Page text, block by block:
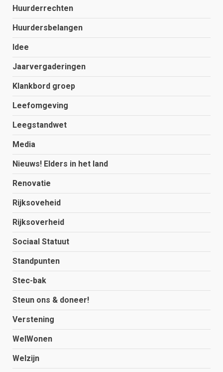
Huurderrechten
Huurdersbelangen
Idee
Jaarvergaderingen
Klankbord groep
Leefomgeving
Leegstandwet
Media
Nieuws! Elders in het land
Renovatie
Rijksoveheid
Rijksoverheid
Sociaal Statuut
Standpunten
Stec-bak
Steun ons & doneer!
Verstening
WelWonen
Welzijn